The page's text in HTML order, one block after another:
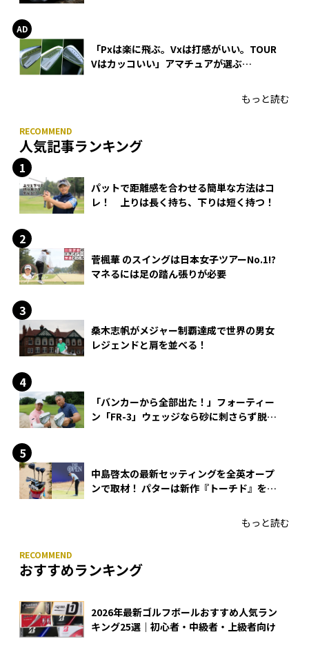
「Pxは楽に飛ぶ。Vxは打感がいい。TOUR
Vはカッコいい」アマチュアが選ぶ
もっと読む
人気記事ランキング
パットで距離感を合わせる簡単な方法はコ
レ！ 上りは長く持ち、下りは短く持つ！
菅楓華 のスイングは日本女子ツアーNo.1!?
マネるには足の踏ん張りが必要
桑木志帆がメジャー制覇達成で世界の男女
レジェンドと肩を並べる！
「バンカーから全部出た！」フォーティー
ン「FR-3」ウェッジなら砂に刺さらず脱出
中島啓太の最新セッティングを全英オープ
ンで取材！ パターは新作『トーチド』を投
もっと読む
おすすめランキング
2026年最新ゴルフボールおすすめ人気ラン
キング25選｜初心者・中級者・上級者向け